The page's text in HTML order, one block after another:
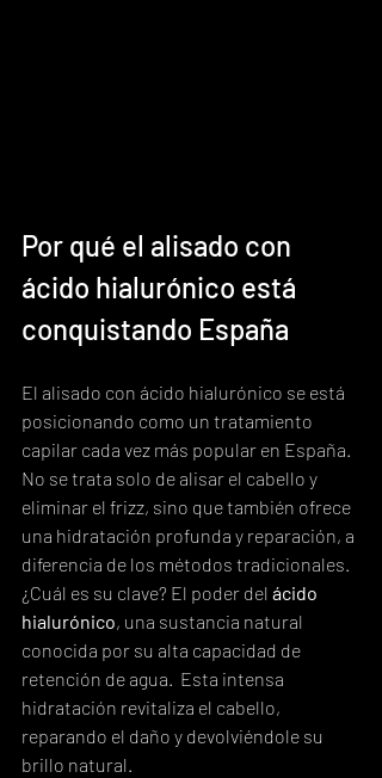
Por qué el alisado con
ácido hialurónico está
conquistando España
El alisado con ácido hialurónico se está
posicionando como un tratamiento
capilar cada vez más popular en España.
No se trata solo de alisar el cabello y
eliminar el frizz, sino que también ofrece
una hidratación profunda y reparación, a
diferencia de los métodos tradicionales.
¿Cuál es su clave? El poder del ácido
hialurónico, una sustancia natural
conocida por su alta capacidad de
retención de agua.  Esta intensa
hidratación revitaliza el cabello,
reparando el daño y devolviéndole su
brillo natural.